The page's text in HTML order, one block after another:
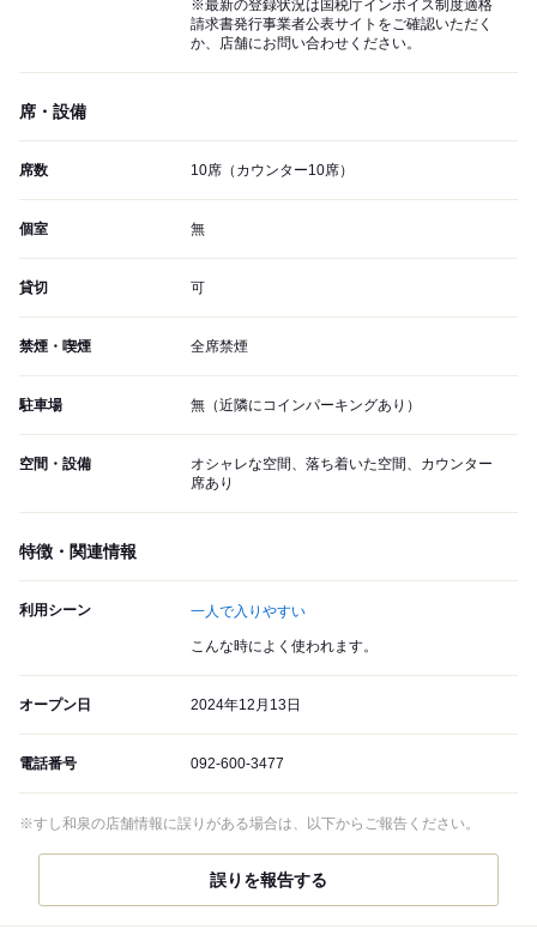
※最新の登録状況は国税庁インボイス制度適格
請求書発行事業者公表サイトをご確認いただく
か、店舗にお問い合わせください。
席・設備
席数 10席（カウンター10席）
個室 無
貸切 可
禁煙・喫煙 全席禁煙
駐車場 無（近隣にコインパーキングあり）
空間・設備
オシャレな空間、落ち着いた空間、カウンター
席あり
特徴・関連情報
利用シーン 一人で入りやすい
こんな時によく使われます。
オープン日 2024年12月13日
電話番号 092-600-3477
※すし和泉の店舗情報に誤りがある場合は、以下からご報告ください。
誤りを報告する